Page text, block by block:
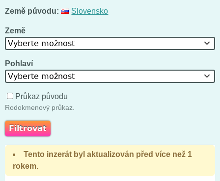
Země původu: Slovensko
Země
Vyberte možnost
Pohlaví
Vyberte možnost
Průkaz původu
Rodokmenový průkaz.
Tento inzerát byl aktualizován před více než 1
rokem.